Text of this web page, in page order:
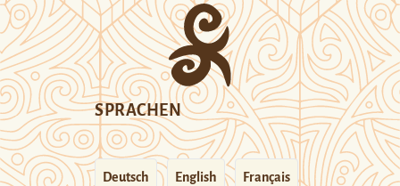
SPRACHEN
Deutsch English Français